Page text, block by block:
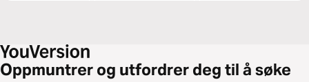
Oppmuntrer og utfordrer deg til å søke